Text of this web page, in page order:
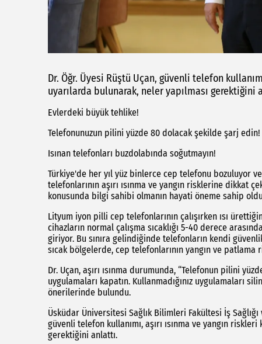
Dr. Öğr. Üyesi Rüştü Uçan, güvenli telefon
uyarılarda bulunarak, neler yapılması gerektiğini
Evlerdeki büyük tehlike!
Telefonunuzun pilini yüzde 80 dolacak şekilde şarj edin!
Isınan telefonları buzdolabında soğutmayın!
Türkiye'de her yıl yüz binlerce cep telefonu bozuluyor
telefonlarının aşırı ısınma ve yangın risklerine dikkat
konusunda bilgi sahibi olmanın hayati öneme sahip
Lityum iyon pilli cep telefonlarının çalışırken ısı
cihazların normal çalışma sıcaklığı 5-40 derece
giriyor. Bu sınıra gelindiğinde telefonların kendi
sıcak bölgelerde, cep telefonlarının yangın ve
Dr. Uçan, aşırı ısınma durumunda, “Telefonun pilini
uygulamaları kapatın. Kullanmadığınız uygulamaları
önerilerinde bulundu.
Üsküdar Üniversitesi Sağlık Bilimleri Fakültesi İş
güvenli telefon kullanımı, aşırı ısınma ve yangın
gerektiğini anlattı.